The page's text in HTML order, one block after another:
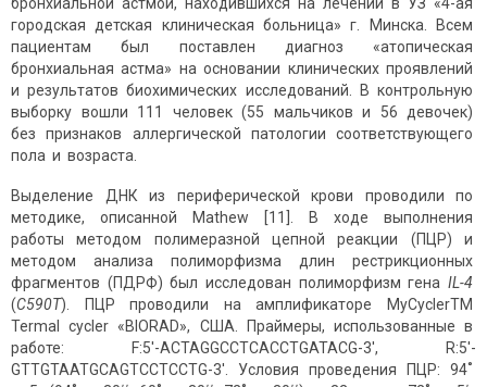
городская детская клиническая больница» г. Минска. Всем
пациентам был поставлен диагноз «атопическая
бронхиальная астма» на основании клинических проявлений
и результатов биохимических исследований. В контрольную
выборку вошли 111 человек (55 мальчиков и 56 девочек)
без признаков аллергической патологии соответствующего
пола и возраста.
Выделение ДНК из периферической крови проводили по
методике, описанной Mathew [11]. В ходе выполнения
работы методом полимеразной цепной реакции (ПЦР) и
методом анализа полиморфизма длин рестрикционных
фрагментов (ПДРФ) был исследован полиморфизм гена IL-4
(C590T). ПЦР проводили на амплификаторе MyCyclerTM
Termal cycler «BIORAD», США. Праймеры, использованные в
работе: F:5'-ACTAGGCCTCACCTGATACG-3', R:5'-
GTTGTAATGCAGTCCTCCTG-3'. Условия проведения ПЦР: 94˚